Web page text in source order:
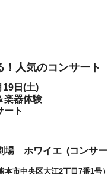
！人気のコンサート
19日(土)
楽器体験
ート
場 ホワイエ (コンサ
市中央区大江2丁目7番1号）